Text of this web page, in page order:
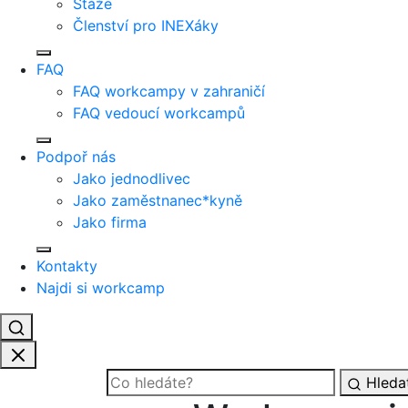
Členství pro INEXáky
FAQ
FAQ workcampy v zahraničí
FAQ vedoucí workcampů
Podpoř nás
Jako jednodlivec
Jako zaměstnanec*kyně
Jako firma
Kontakty
Najdi si workcamp